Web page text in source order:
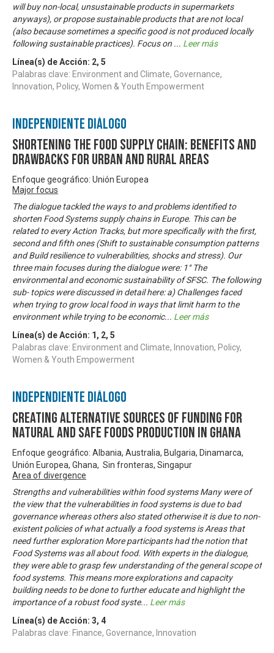
will buy non-local, unsustainable products in supermarkets
anyways), or propose sustainable products that are not local
(also because sometimes a specific good is not produced locally
following sustainable practices). Focus on ... Leer más
Línea(s) de Acción: 2, 5
Palabras clave: Environment and Climate, Governance,
Innovation, Policy, Women & Youth Empowerment
Independiente Diálogo
Shortening the food supply chain: Benefits and
drawbacks for urban and rural areas
Enfoque geográfico: Unión Europea
Major focus
The dialogue tackled the ways to and problems identified to
shorten Food Systems supply chains in Europe. This can be
related to every Action Tracks, but more specifically with the first,
second and fifth ones (Shift to sustainable consumption patterns
and Build resilience to vulnerabilities, shocks and stress). Our
three main focuses during the dialogue were: 1° The
environmental and economic sustainability of SFSC. The following
sub- topics were discussed in detail here: a) Challenges faced
when trying to grow local food in ways that limit harm to the
environment while trying to be economic... Leer más
Línea(s) de Acción: 1 , 2, 5
Palabras clave: Environment and Climate, Innovation, Policy,
Women & Youth Empowerment
Independiente Diálogo
Creating Alternative Sources of Funding for
Natural and Safe Foods Production in Ghana
Enfoque geográfico: Albania, Australia, Bulgaria, Dinamarca,
Unión Europea, Ghana, Sin fronteras, Singapur
Area of divergence
Strengths and vulnerabilities within food systems Many were of
the view that the vulnerabilities in food systems is due to bad
governance whereas others also stated otherwise it is due to non-
existent policies of what actually a food systems is Areas that
need further exploration More participants had the notion that
Food Systems was all about food. With experts in the dialogue,
they were able to grasp few understanding of the general scope of
food systems. This means more explorations and capacity
building needs to be done to further educate and highlight the
importance of a robust food syste... Leer más
Línea(s) de Acción: 3, 4
Palabras clave: Finance, Governance, Innovation